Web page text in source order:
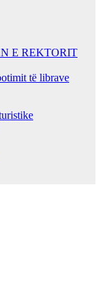
E REKTORIT
të librave